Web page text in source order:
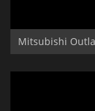
Mitsubishi